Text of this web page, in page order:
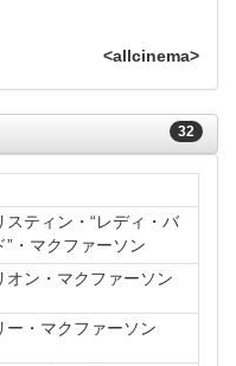
<allcinema>
32
スティン・“レディ・バ
”・マクファーソン
オン・マクファーソン
ー・マクファーソン